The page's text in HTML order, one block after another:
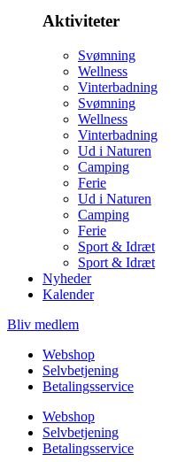
Aktiviteter
Svømning
Wellness
Vinterbadning
Svømning
Wellness
Vinterbadning
Ud i Naturen
Camping
Ferie
Ud i Naturen
Camping
Ferie
Sport & Idræt
Sport & Idræt
Nyheder
Kalender
Bliv medlem
Webshop
Selvbetjening
Betalingsservice
Webshop
Selvbetjening
Betalingsservice